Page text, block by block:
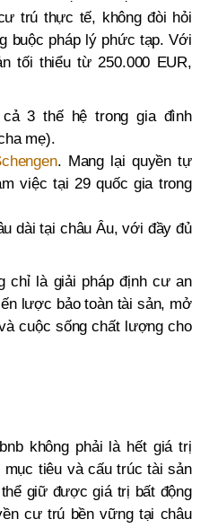
trú thực tế, không đòi hỏi
buộc pháp lý phức tạp. Với
tối thiểu từ 250.000 EUR,
3 thế hệ trong gia đình
mẹ).
. Mang lại quyền tự
việc tại 29 quốc gia trong
dài tại châu Âu, với đầy đủ
chỉ là giải pháp định cư an
lược bảo toàn tài sản, mở
cuộc sống chất lượng cho
không phải là hết giá trị
tiêu và cấu trúc tài sản
giữ được giá trị bất động
cư trú bền vững tại châu